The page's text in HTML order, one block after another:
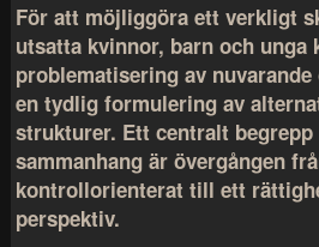
För att möjliggöra ett verkligt
utsatta kvinnor, barn och unga
problematisering av
en tydlig formulering av
strukturer. Ett centralt
sammanhang är övergången
kontrollorienterat till ett
perspektiv.